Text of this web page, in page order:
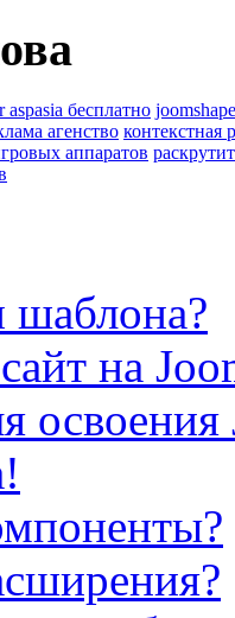
aspasia бесплатно
агенство контекстная
аппаратов
шаблона?
на
освоения